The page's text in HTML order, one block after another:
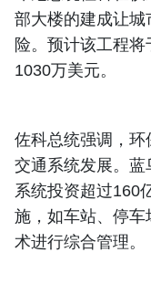
部大楼的建成让
险。预计该工程
1030万美元。
佐科总统强调，
交通系统发展。蓝
系统投资超过160
施，如车站、停
术进行综合管理。